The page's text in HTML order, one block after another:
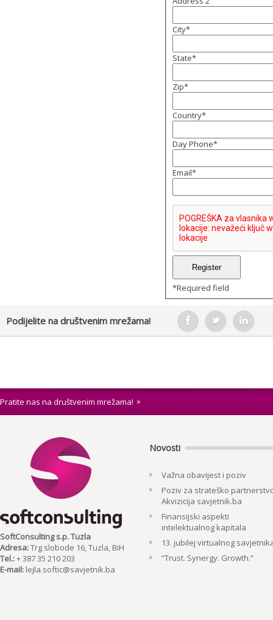
City*
State*
Zip*
Country*
Day Phone*
Email*
*Required field
Podijelite na društvenim mrežama!
Pratite nas na društvenim mrežama!
SoftConsulting s.p. Tuzla
Adresa:Trg slobode 16, Tuzla, BiH
Tel.:+ 387 35 210 203
E-mail: lejla.softic@savjetnik.ba
Novosti
Važna obavijest i poziv
Poziv za strateško
Akvizicija savjetnik.ba
Finansijski aspekti
intelektualnog kapitala
13. jubilej virtualnog
“Trust. Synergy. Growth.”